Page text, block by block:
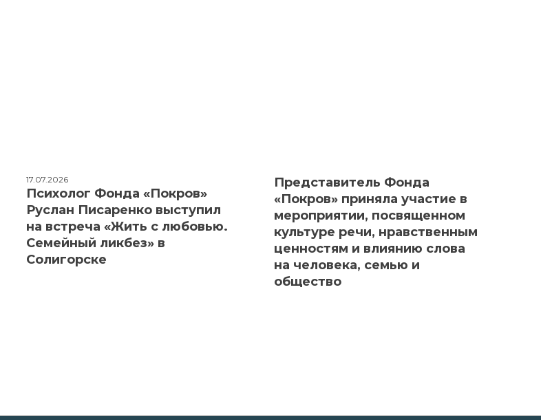
17.07.2026
Психолог Фонда «Покров»
Руслан Писаренко выступил
на встреча «Жить с любовью.
Семейный ликбез» в
Солигорске
Представитель Фонда
«Покров» приняла участие в
мероприятии, посвященном
культуре речи, нравственным
ценностям и влиянию слова
на человека, семью и
общество